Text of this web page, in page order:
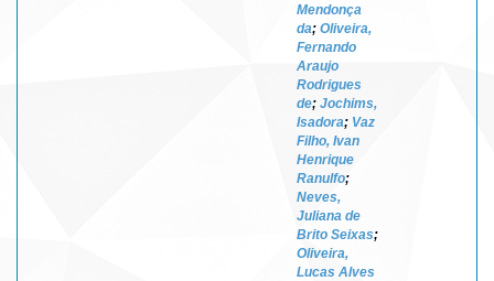
Mendonça
da; Oliveira,
Fernando
Araujo
Rodrigues
de; Jochims,
Isadora; Vaz
Filho, Ivan
Henrique
Ranulfo;
Neves,
Juliana de
Brito Seixas;
Oliveira,
Lucas Alves